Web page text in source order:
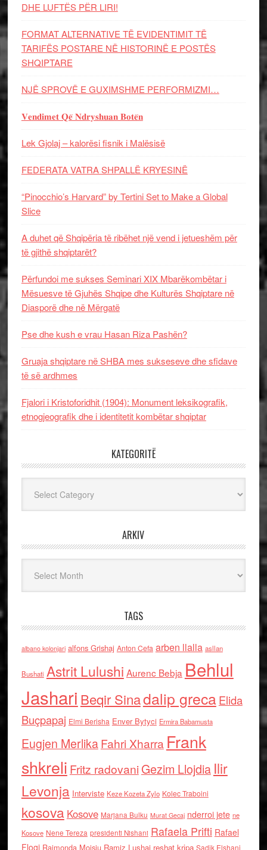
DHE LUFTЁS PЁR LIRI!
FORMAT ALTERNATIVE TË EVIDENTIMIT TË
TARIFËS POSTARE NË HISTORINË E POSTËS
SHQIPTARE
NJË SPROVË E GUXIMSHME PERFORMIZMI…
𝐕𝐞𝐧𝐝𝐢𝐦𝐞𝐭 𝐐𝐞̈ 𝐍𝐝𝐫𝐲𝐬𝐡𝐮𝐚𝐧 𝐁𝐨𝐭𝐞̈𝐧
Lek Gjolaj – kalorësi fisnik i Malësisë
FEDERATA VATRA SHPALLË KRYESINË
“Pinocchio’s Harvard” by Tertini Set to Make a Global
Slice
A duhet që Shqipëria të ribëhet një vend i jetueshëm për
të gjithë shqiptarët?
Përfundoi me sukses Seminari XIX Mbarëkombëtar i
Mësuesve të Gjuhës Shqipe dhe Kulturës Shqiptare në
Diasporë dhe në Mërgatë
Pse dhe kush e vrau Hasan Riza Pashën?
Gruaja shqiptare në SHBA mes sukseseve dhe sfidave
të së ardhmes
Fjalori i Kristoforidhit (1904): Monument leksikografik,
etnogjeografik dhe i identitetit kombëtar shqiptar
KATEGORITË
ARKIV
TAGS
albano kolonjari alfons Grishaj Anton Cefa arben llalla asllan
Bushati Astrit Lulushi Aurenc Bebja Behlul
Jashari Beqir Sinadalip grecaElida
Buçpapaj Elmi Berisha Enver Bytyci Ermira Babamusta
Eugjen MerlikaFahri Xharra Frank
shkreli Fritz radovaniGezim Llojdia Ilir
Levonja Interviste Keze Kozeta Zylo Kolec Traboini
kosova Kosove Marjana Bulku Murat Gecaj nderroi jete ne
Kosove Nene Tereza presidenti Nishani Rafaela Prifti Rafael
Floqi Raimonda Moisiu Ramiz Lushaj reshat kripa Sadik Elshani